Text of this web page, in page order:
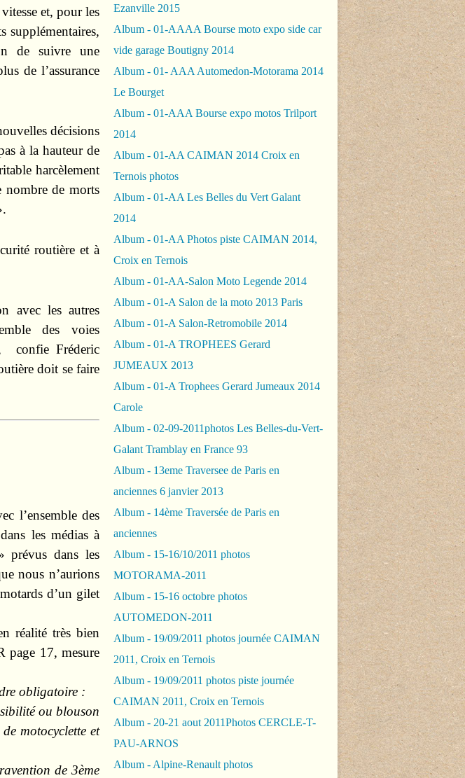
et, pour les
supplémentaires,
de suivre une
de l’assurance
décisions
à la hauteur de
harcèlement
nombre de morts
routière et à
avec les autres
des voies
confie Fréderic
doit se faire
l’ensemble des
les médias à
prévus dans les
nous n’aurions
d’un gilet
réalité très bien
page 17, mesure
obligatoire :
ou blouson
motocyclette et
de 3ème
Ezanville 2015
Album - 01-AAAA Bourse moto expo side car
vide garage Boutigny 2014
Album - 01- AAA Automedon-Motorama 2014
Le Bourget
Album - 01-AAA Bourse expo motos Trilport
2014
Album - 01-AA CAIMAN 2014 Croix en
Ternois photos
Album - 01-AA Les Belles du Vert Galant
2014
Album - 01-AA Photos piste CAIMAN 2014,
Croix en Ternois
Album - 01-AA-Salon Moto Legende 2014
Album - 01-A Salon de la moto 2013 Paris
Album - 01-A Salon-Retromobile 2014
Album - 01-A TROPHEES Gerard
JUMEAUX 2013
Album - 01-A Trophees Gerard Jumeaux 2014
Carole
Album - 02-09-2011photos Les Belles-du-Vert-
Galant Tramblay en France 93
Album - 13eme Traversee de Paris en
anciennes 6 janvier 2013
Album - 14ème Traversée de Paris en
anciennes
Album - 15-16/10/2011 photos
MOTORAMA-2011
Album - 15-16 octobre photos
AUTOMEDON-2011
Album - 19/09/2011 photos journée CAIMAN
2011, Croix en Ternois
Album - 19/09/2011 photos piste journée
CAIMAN 2011, Croix en Ternois
Album - 20-21 aout 2011Photos CERCLE-T-
PAU-ARNOS
Album - Alpine-Renault photos